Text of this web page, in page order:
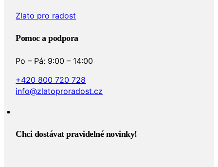
Zlato pro radost
Pomoc a podpora
Po – Pá: 9:00 – 14:00
+420 800 720 728
info@zlatoproradost.cz
Chci dostávat pravidelné novinky!​